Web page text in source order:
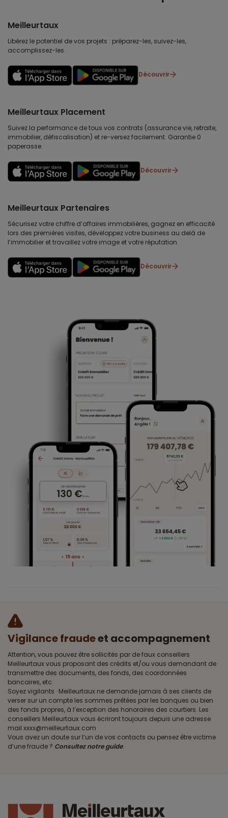
Meilleurtaux
Libérez le potentiel de vos projets : préparez-les, suivez-les,
accomplissez-les.
Découvrir
Meilleurtaux Placement
Suivez la performance de tous vos contrats (assurance vie, retraite,
immobilier, défiscalisation) et re-versez facilement. Garantie 0
paperasse.
Découvrir
Meilleurtaux Partenaires
Sécurisez votre chiffre d’affaires immobilières, gagnez en efficacité
lors des premières visites, développez votre business au delà de
l’immobilier et travaillez votre image et votre réputation.
Découvrir
Vigilance fraudeet accompagnement
Attention, vous pouvez être sollicités par de faux conseillers
Meilleurtaux vous proposant des crédits et/ou vous demandant de
transmettre des documents, des fonds, des coordonnées
bancaires, etc.
Soyez vigilants · Meilleurtaux ne demande jamais à ses clients de
verser sur un compte les sommes prêtées par les banques ou bien
des fonds propres, à l’exception des honoraires des courtiers. Les
conseillers Meilleurtaux vous écriront toujours depuis une adresse
mail xxxx@meilleurtaux.com
Vous avez un doute sur l’un de vos contacts ou pensez être victime
d’une fraude ? Consultez notre guide.